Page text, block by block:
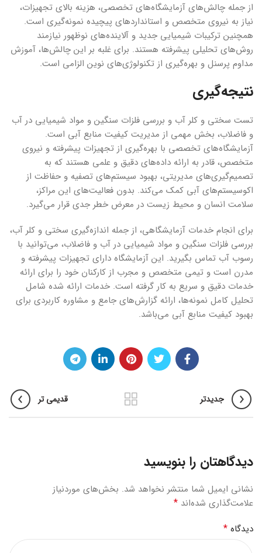
از جمله چالش‌های آزمایشگاه‌های تخصصی، هزینه بالای تجهیزات،
نیاز به نیروی متخصص و استانداردهای پیچیده نمونه‌گیری است.
همچنین ترکیبات شیمیایی جدید و آلاینده‌های نوظهور نیازمند
روش‌های تحلیلی پیشرفته هستند. برای غلبه بر این چالش‌ها، آموزش
مداوم پرسنل و بهره‌گیری از تکنولوژی‌های نوین الزامی است.
نتیجه‌گیری
تست سختی و کلر آب و بررسی فلزات سنگین و مواد شیمیایی در آب
و فاضلاب، بخش مهمی از مدیریت کیفیت منابع آبی است.
آزمایشگاه‌های تخصصی با بهره‌گیری از تجهیزات پیشرفته و نیروی
متخصص، قادر به ارائه داده‌های دقیق و علمی هستند که به
تصمیم‌گیری‌های مدیریتی، بهبود سیستم‌های تصفیه و حفاظت از
اکوسیستم‌های آبی کمک می‌کند. بدون فعالیت‌های این مراکز،
سلامت انسان و محیط زیست در معرض خطر جدی قرار می‌گیرد.
برای انجام خدمات آزمایشگاهی، از جمله اندازه‌گیری سختی و کلر آب،
بررسی فلزات سنگین و مواد شیمیایی در آب و فاضلاب، می‌توانید با
رسوب آب تماس بگیرید. این آزمایشگاه دارای تجهیزات پیشرفته و
مدرن است و تیمی متخصص و مجرب از کارکنان خود را برای ارائه
خدمات دقیق و سریع به کار گرفته است. خدمات ارائه شده شامل
تحلیل کامل نمونه‌ها، ارائه گزارش‌های جامع و مشاوره کاربردی برای
بهبود کیفیت منابع آبی می‌باشد.
جدیدتر قدیمی تر
دیدگاهتان را بنویسید
نشانی ایمیل شما منتشر نخواهد شد. بخش‌های موردنیاز
علامت‌گذاری شده‌اند *
دیدگاه *